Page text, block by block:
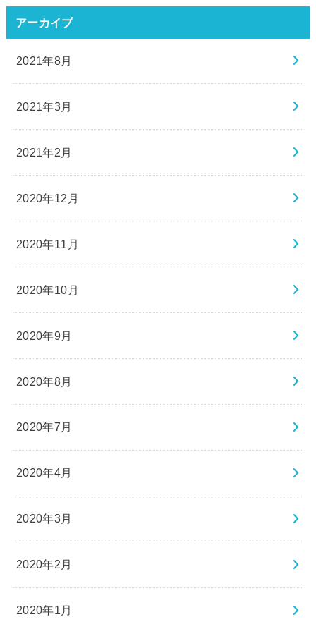
アーカイブ
2021年8月
2021年3月
2021年2月
2020年12月
2020年11月
2020年10月
2020年9月
2020年8月
2020年7月
2020年4月
2020年3月
2020年2月
2020年1月